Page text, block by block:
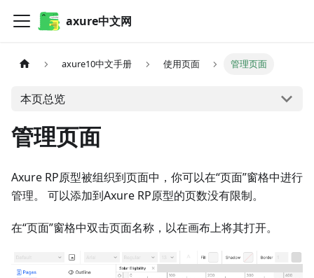
axure中文网
axure10中文手册 使用页面 管理页面
本页总览
管理页面
Axure RP原型被组织到页面中，你可以在“页面”窗格中进行
管理。 可以添加到Axure RP原型的页数没有限制。
在“页面”窗格中双击页面名称，以在画布上将其打开。